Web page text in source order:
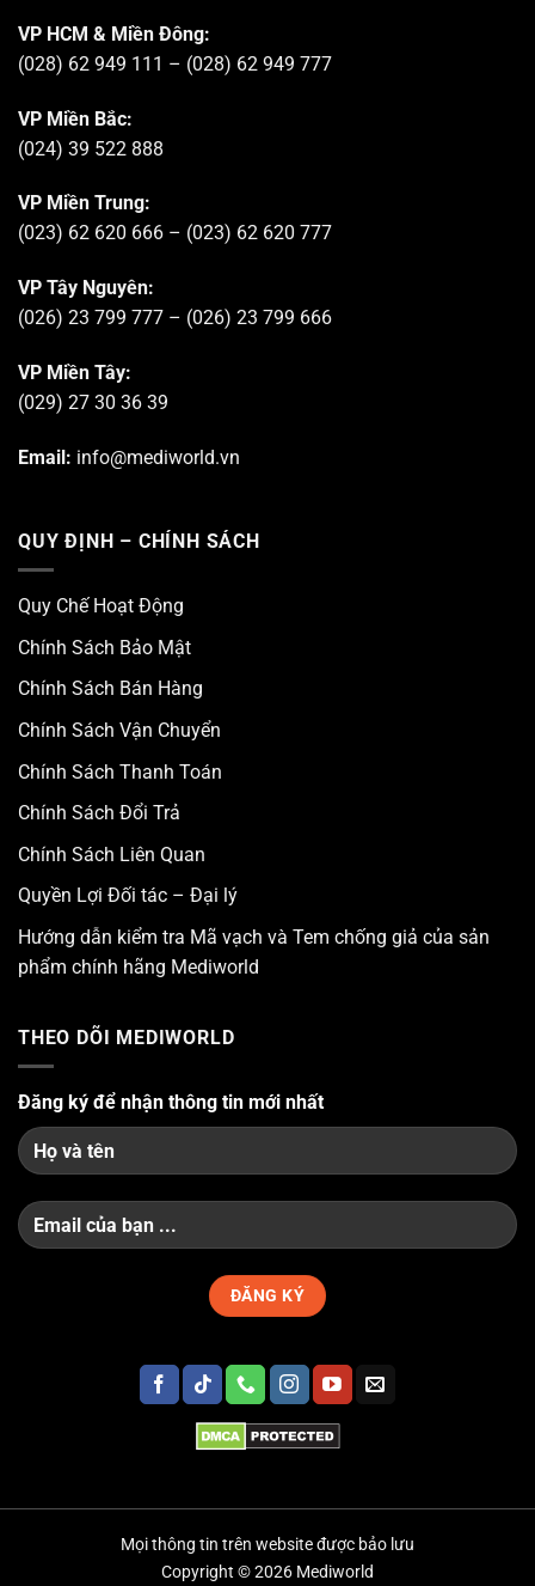
VP HCM & Miền Đông:
(028) 62 949 111 – (028) 62 949 777
VP Miền Bắc:
(024) 39 522 888
VP Miền Trung:
(023) 62 620 666 – (023) 62 620 777
VP Tây Nguyên:
(026) 23 799 777 – (026) 23 799 666
VP Miền Tây:
(029) 27 30 36 39
Email: info@mediworld.vn
QUY ĐỊNH – CHÍNH SÁCH
Quy Chế Hoạt Động
Chính Sách Bảo Mật
Chính Sách Bán Hàng
Chính Sách Vận Chuyển
Chính Sách Thanh Toán
Chính Sách Đổi Trả
Chính Sách Liên Quan
Quyền Lợi Đối tác – Đại lý
Hướng dẫn kiểm tra Mã vạch và Tem chống giả của sản
phẩm chính hãng Mediworld
THEO DÕI MEDIWORLD
Đăng ký để nhận thông tin mới nhất
Mọi thông tin trên website được bảo lưu
Copyright © 2026 Mediworld